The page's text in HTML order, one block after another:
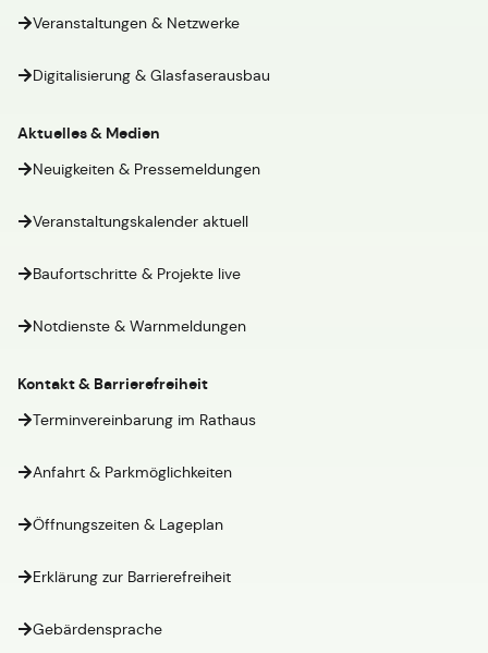
Veranstaltungen & Netzwerke
Digitalisierung & Glasfaserausbau
Aktuelles & Medien
Neuigkeiten & Pressemeldungen
Veranstaltungskalender aktuell
Baufortschritte & Projekte live
Notdienste & Warnmeldungen
Kontakt & Barrierefreiheit
Terminvereinbarung im Rathaus
Anfahrt & Parkmöglichkeiten
Öffnungszeiten & Lageplan
Erklärung zur Barrierefreiheit
Gebärdensprache